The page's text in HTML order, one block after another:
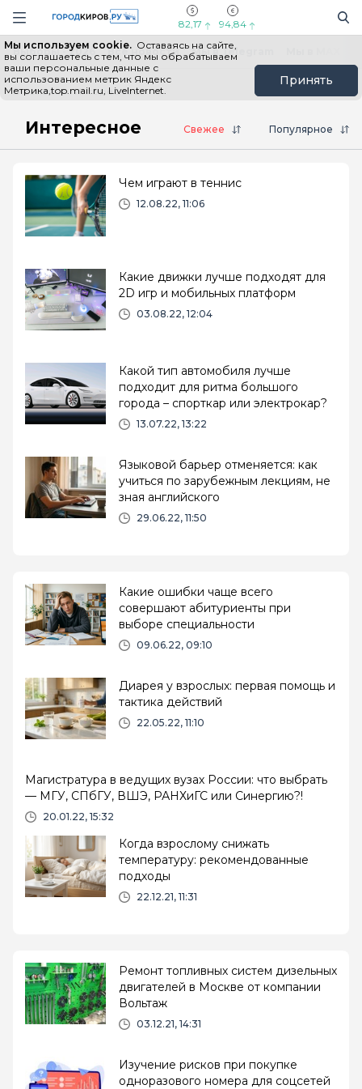
Навигация сайта
82,17 94,84
Мы используем cookie. Оставаясь на сайте,
вы соглашаетесь с тем, что мы обрабатываем
ваши персональные данные с
использованием метрик Яндекс
Метрика,top.mail.ru, LiveInternet.
Принять
Выборы - 2026 Все новости Мы в Telegram
Главная Интересное
Интересное Свежее Популярное
Чем играют в теннис
12.08.22, 11:06
Какие движки лучше подходят для
2D игр и мобильных платформ
03.08.22, 12:04
Какой тип автомобиля лучше
подходит для ритма большого
города – спорткар или электрокар?
13.07.22, 13:22
Языковой барьер отменяется: как
учиться по зарубежным лекциям, не
зная английского
29.06.22, 11:50
Какие ошибки чаще всего
совершают абитуриенты при
выборе специальности
09.06.22, 09:10
Диарея у взрослых: первая помощь и
тактика действий
22.05.22, 11:10
Магистратура в ведущих вузах России: что выбрать
— МГУ, СПбГУ, ВШЭ, РАНХиГС или Синергию?!
20.01.22, 15:32
Когда взрослому снижать
температуру: рекомендованные
подходы
22.12.21, 11:31
Ремонт топливных систем дизельных
двигателей в Москве от компании
Вольтаж
03.12.21, 14:31
Изучение рисков при покупке
одноразового номера для соцсетей